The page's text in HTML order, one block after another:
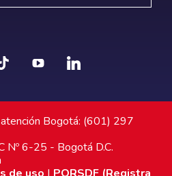
Bogotá: (601) 297
Nº 6-25 - Bogotá D.C.